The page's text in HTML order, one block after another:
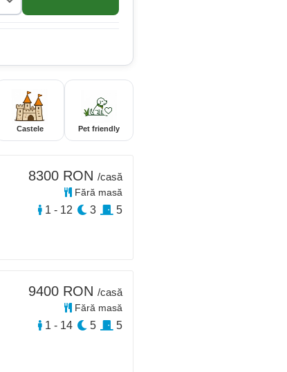
Castele Pet friendly
8300 RON /casă
Fără masă
1 - 12 3 5
9400 RON /casă
Fără masă
1 - 14 5 5